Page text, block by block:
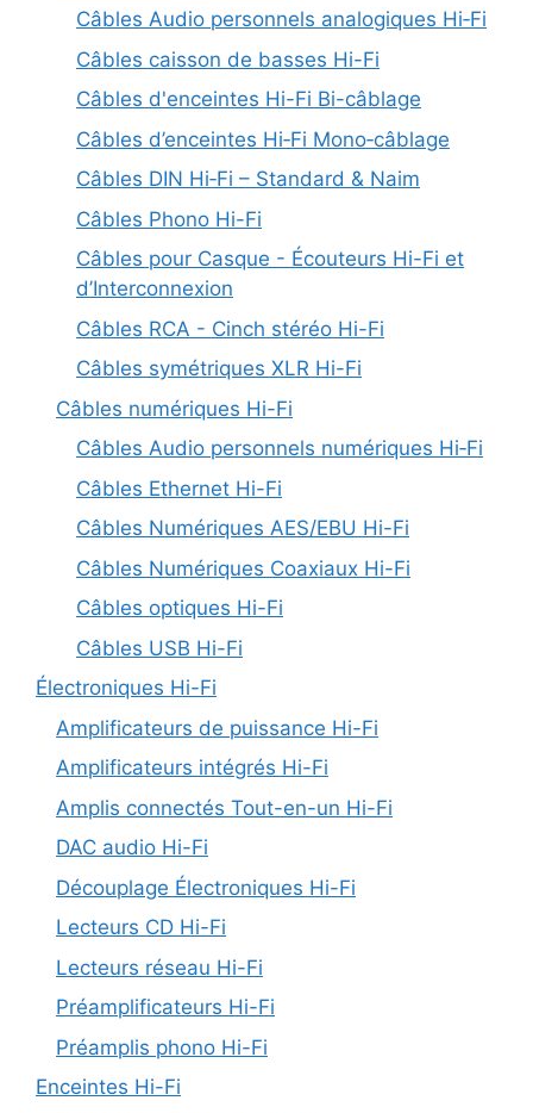
Câbles Audio personnels analogiques Hi‑Fi
Câbles caisson de basses Hi-Fi
Câbles d'enceintes Hi-Fi Bi-câblage
Câbles d’enceintes Hi‑Fi Mono‑câblage
Câbles DIN Hi‑Fi – Standard & Naim
Câbles Phono Hi-Fi
Câbles pour Casque - Écouteurs Hi-Fi et
d’Interconnexion
Câbles RCA - Cinch stéréo Hi-Fi
Câbles symétriques XLR Hi-Fi
Câbles numériques Hi-Fi
Câbles Audio personnels numériques Hi‑Fi
Câbles Ethernet Hi-Fi
Câbles Numériques AES/EBU Hi-Fi
Câbles Numériques Coaxiaux Hi-Fi
Câbles optiques Hi-Fi
Câbles USB Hi-Fi
Électroniques Hi-Fi
Amplificateurs de puissance Hi-Fi
Amplificateurs intégrés Hi-Fi
Amplis connectés Tout-en-un Hi-Fi
DAC audio Hi-Fi
Découplage Électroniques Hi-Fi
Lecteurs CD Hi-Fi
Lecteurs réseau Hi-Fi
Préamplificateurs Hi-Fi
Préamplis phono Hi-Fi
Enceintes Hi-Fi